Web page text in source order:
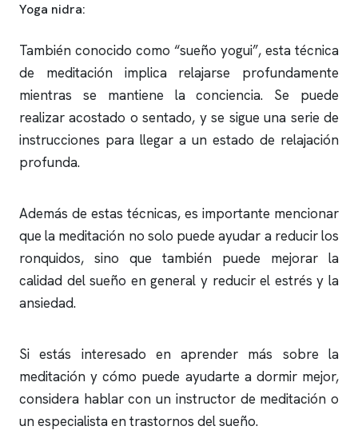
Yoga nidra:
También conocido como “sueño yogui”, esta técnica
de meditación implica relajarse profundamente
mientras se mantiene la conciencia. Se puede
realizar acostado o sentado, y se sigue una serie de
instrucciones para llegar a un estado de relajación
profunda.
Además de estas técnicas, es importante mencionar
que la meditación no solo puede ayudar a reducir los
ronquidos, sino que también puede mejorar la
calidad del sueño en general y reducir el estrés y la
ansiedad.
Si estás interesado en aprender más sobre la
meditación y cómo puede ayudarte a dormir mejor,
considera hablar con un instructor de meditación o
un especialista en trastornos del sueño.